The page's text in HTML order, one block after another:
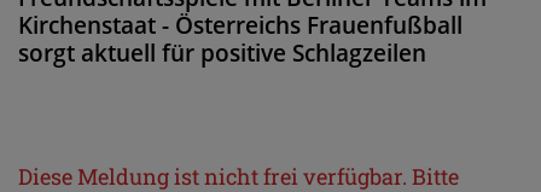
Kirchenstaat - Österreichs Frauenfußball
sorgt aktuell für positive Schlagzeilen
Diese Meldung ist nicht frei verfügbar. Bitte